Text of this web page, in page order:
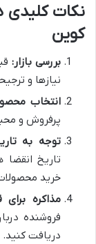
نکات کلیدی
کوین
بررسی بازار:
نیازها و
انتخاب
پرفروش و
توجه به
تاریخ انقضا
خرید
مذاکره
فروشنده
دریافت کنید.